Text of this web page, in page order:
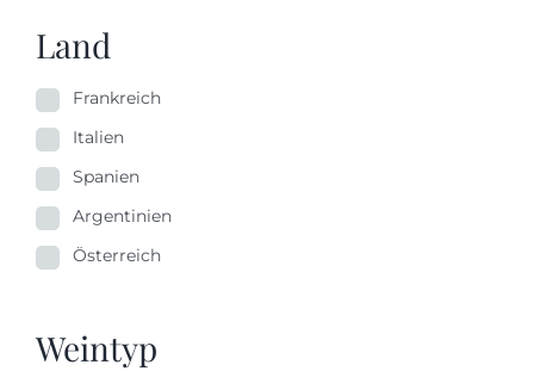
Land
Frankreich
Italien
Spanien
Argentinien
Österreich
Weintyp